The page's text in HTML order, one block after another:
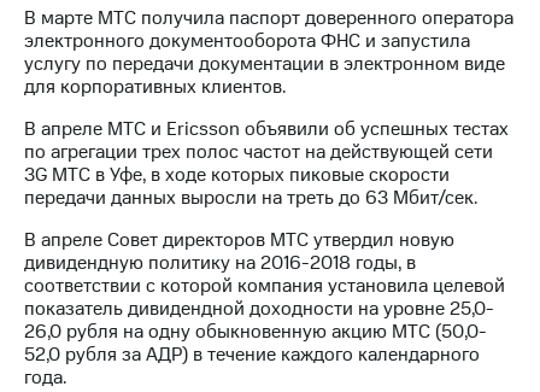
МТС
о технологиях
Достижения
Интервью
Финансовая
отчетность
Контакты
Пригласить
спикера
и акционерам
В марте МТС получила паспорт доверенного оператора
электронного документооборота ФНС и запустила
услугу по передачи документации в электронном виде
для корпоративных клиентов.
В апреле МТС и Ericsson объявили об успешных тестах
по агрегации трех полос частот на действующей сети
3G МТС в Уфе, в ходе которых пиковые скорости
передачи данных выросли на треть до 63 Мбит/сек.
В апреле Совет директоров МТС утвердил новую
дивидендную политику на 2016-2018 годы, в
соответствии с которой компания установила целевой
показатель дивидендной доходности на уровне 25,0-
26,0 рубля на одну обыкновенную акцию МТС (50,0-
52,0 рубля за АДР) в течение каждого календарного
года.